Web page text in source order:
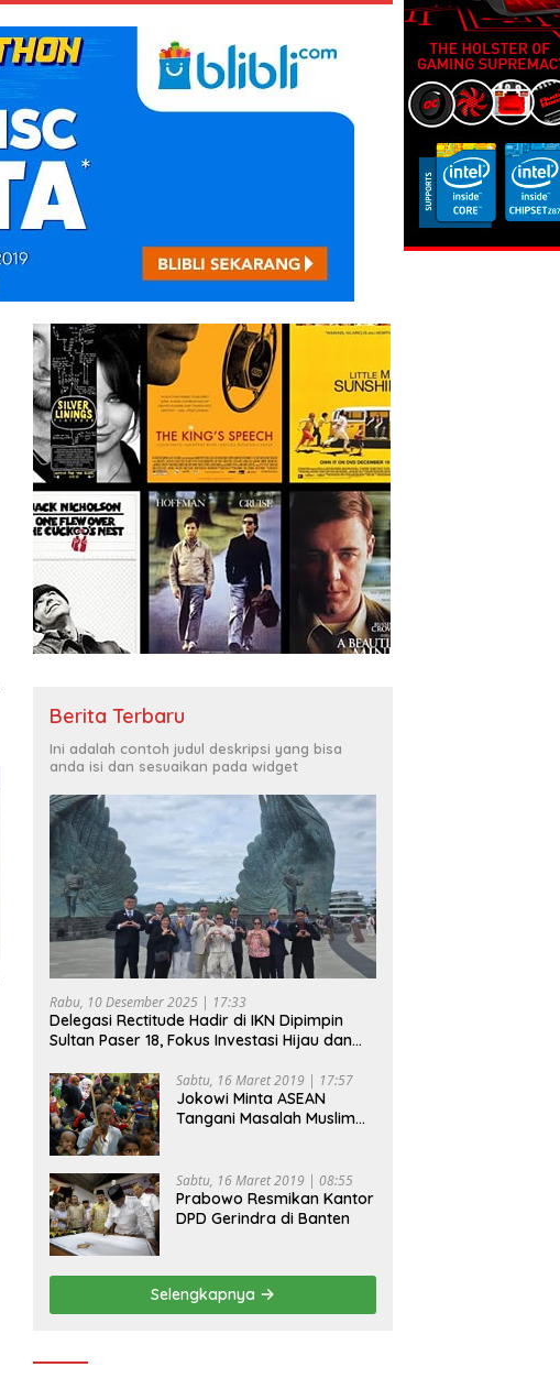
Berita Terbaru
Ini adalah contoh judul deskripsi yang bisa
anda isi dan sesuaikan pada widget
Rabu, 10 Desember 2025 | 17:33
Delegasi Rectitude Hadir di IKN Dipimpin
Sultan Paser 18, Fokus Investasi Hijau dan
Sabtu, 16 Maret 2019 | 17:57
Jokowi Minta ASEAN
Tangani Masalah Muslim
Sabtu, 16 Maret 2019 | 08:55
Prabowo Resmikan Kantor
DPD Gerindra di Banten
Selengkapnya